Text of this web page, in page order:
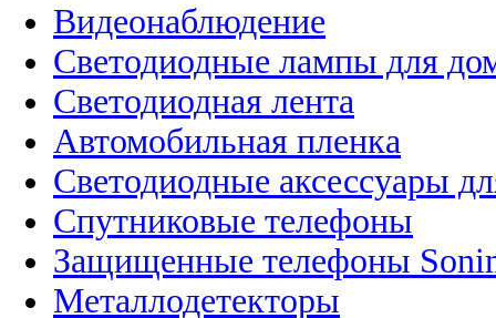
Видеонаблюдение
Светодиодные лампы для
Светодиодная лента
Автомобильная пленка
Светодиодные аксессуары
Спутниковые телефоны
Защищенные телефоны
Металлодетекторы